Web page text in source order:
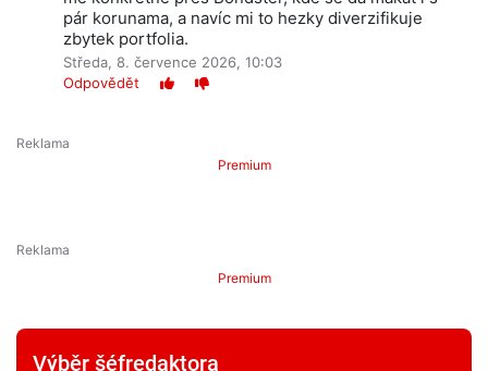
pár korunama, a navíc mi to hezky diverzifikuje
zbytek portfolia.
Středa, 8. července 2026, 10:03
Odpovědět
Premium
Premium
Výběr šéfredaktora